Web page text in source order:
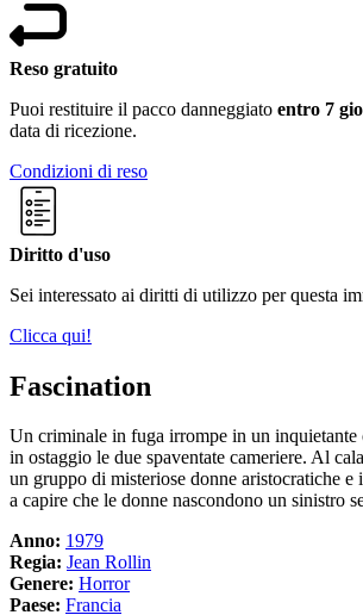
Reso gratuito
Puoi restituire il pacco danneggiato entro 7
data di ricezione.
Condizioni di reso
Diritto d'uso
Sei interessato ai diritti di utilizzo per questa
Clicca qui!
Fascination
Un criminale in fuga irrompe in un inquietante
in ostaggio le due spaventate cameriere. Al
un gruppo di misteriose donne aristocratiche
a capire che le donne nascondono un sinistro
Anno: 1979
Regia: Jean Rollin
Genere: Horror
Paese: Francia